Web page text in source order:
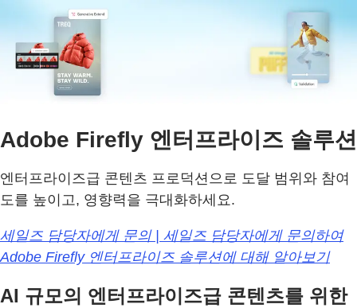
Adobe Firefly 엔터프라이즈 솔루션
엔터프라이즈급 콘텐츠 프로덕션으로 도달 범위와 참여
도를 높이고, 영향력을 극대화하세요.
세일즈 담당자에게 문의 | 세일즈 담당자에게 문의하여
Adobe Firefly 엔터프라이즈 솔루션에 대해 알아보기
AI 규모의 엔터프라이즈급 콘텐츠를 위한